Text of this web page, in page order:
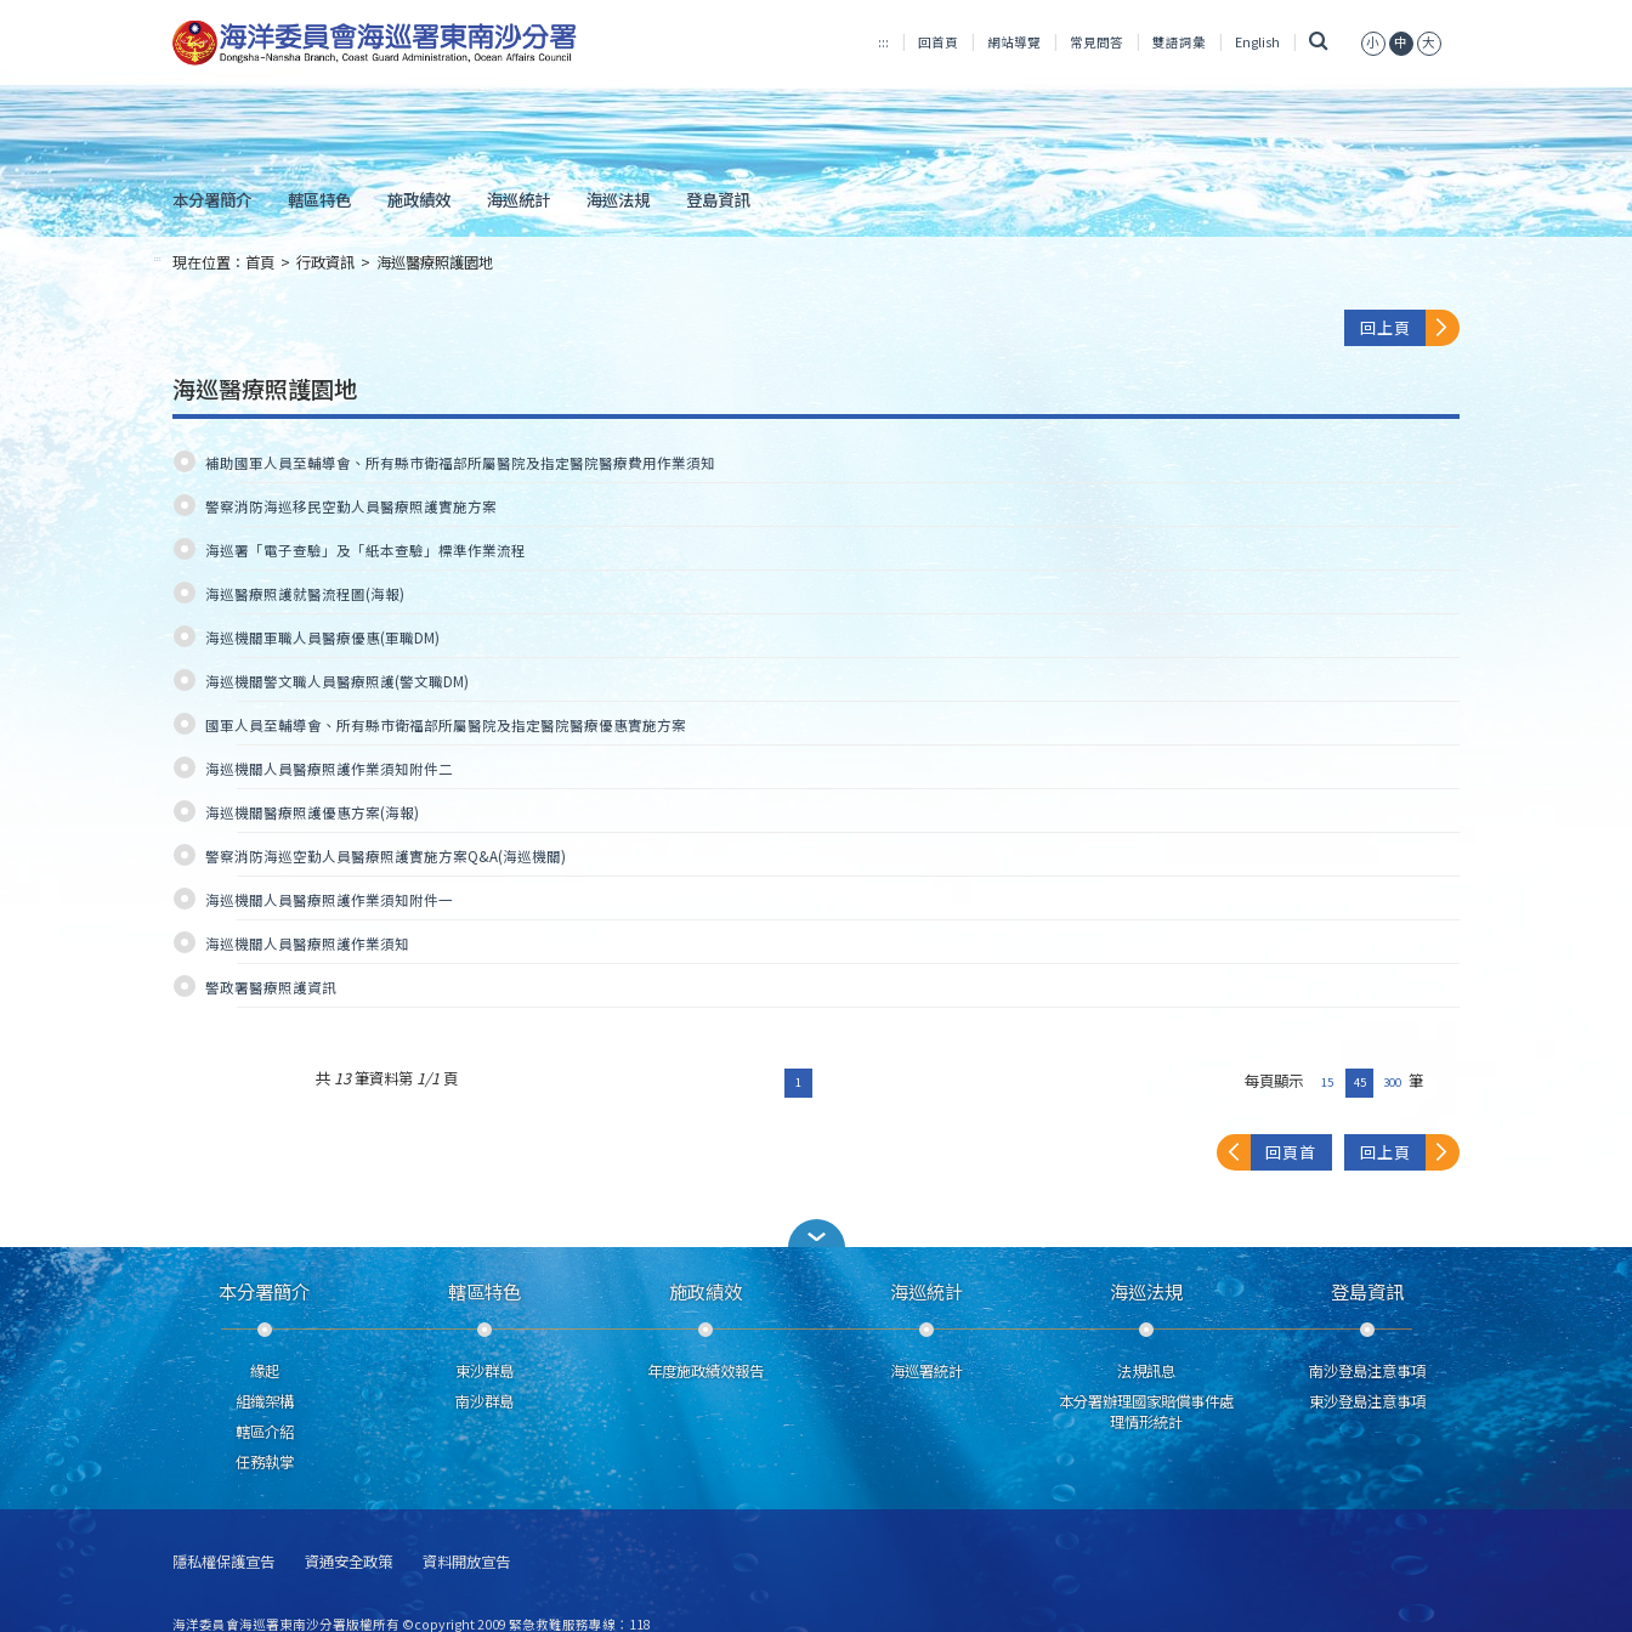
到
主
要
內
容
Skip
to
main
content
::: 回首頁 網站導覽 常見問答 雙語詞彙 English 小 中 大
本分署簡介 轄區特色 施政績效 海巡統計 海巡法規 登島資訊
::: 現在位置： 首頁 > 行政資訊 > 海巡醫療照護園地
回上頁
海巡醫療照護園地
補助國軍人員至輔導會、所有縣市衛福部所屬醫院及指定醫院醫療費用作業須知
警察消防海巡移民空勤人員醫療照護實施方案
海巡署「電子查驗」及「紙本查驗」標準作業流程
海巡醫療照護就醫流程圖(海報)
海巡機關軍職人員醫療優惠(軍職DM)
海巡機關警文職人員醫療照護(警文職DM)
國軍人員至輔導會、所有縣市衛福部所屬醫院及指定醫院醫療優惠實施方案
海巡機關人員醫療照護作業須知附件二
海巡機關醫療照護優惠方案(海報)
警察消防海巡空勤人員醫療照護實施方案Q&A(海巡機關)
海巡機關人員醫療照護作業須知附件一
海巡機關人員醫療照護作業須知
警政署醫療照護資訊
共 13筆資料第 1/1 頁 1 每頁顯示 15 45 300 筆
回頁首 回上頁
本分署簡介
緣起
組織架構
轄區介紹
任務執掌
轄區特色
東沙群島
南沙群島
施政績效
年度施政績效報告
海巡統計
海巡署統計
海巡法規
法規訊息
本分署辦理國家賠償事件處
理情形統計
登島資訊
南沙登島注意事項
東沙登島注意事項
隱私權保護宣告 資通安全政策 資料開放宣告
海洋委員會海巡署東南沙分署版權所有 ©copyright 2009 緊急救難服務專線：118